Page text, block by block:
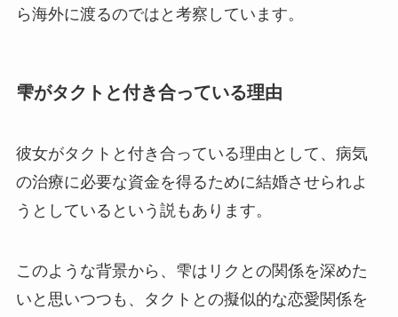
ら海外に渡るのではと考察しています。
雫がタクトと付き合っている理由
彼女がタクトと付き合っている理由として、病気
の治療に必要な資金を得るために結婚させられよ
うとしているという説もあります。
このような背景から、雫はリクとの関係を深めた
いと思いつつも、タクトとの擬似的な恋愛関係を